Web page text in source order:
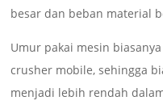
besar dan beban material
Umur pakai mesin
crusher mobile, sehingga
menjadi lebih rendah